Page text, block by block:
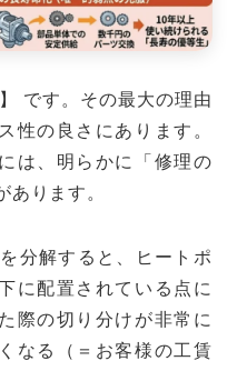
です。その最大の理由
性の良さにあります。
は、明らかに「修理の
あります。
分解すると、ヒートポ
に配置されている点に
際の切り分けが非常に
なる（＝お客様の工賃